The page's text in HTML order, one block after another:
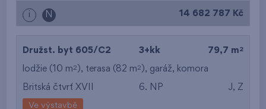
i N 14 682 787 Kč
Družst. byt 605/C2 3+kk 79,7 m 2
lodžie (10 m2 ), terasa (82 m2 ), garáž, komora
Britská čtvrť XVII 6. NP J, Z
Ve výstavbě